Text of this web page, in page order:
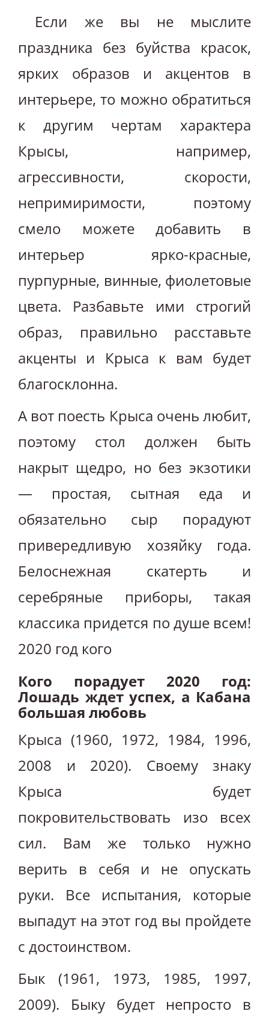
Если же вы не мыслите
праздника без буйства красок,
ярких образов и акцентов в
интерьере, то можно обратиться
к другим чертам характера
Крысы, например,
агрессивности, скорости,
непримиримости, поэтому
смело можете добавить в
интерьер ярко-красные,
пурпурные, винные, фиолетовые
цвета. Разбавьте ими строгий
образ, правильно расставьте
акценты и Крыса к вам будет
благосклонна.
А вот поесть Крыса очень любит,
поэтому стол должен быть
накрыт щедро, но без экзотики
— простая, сытная еда и
обязательно сыр порадуют
привередливую хозяйку года.
Белоснежная скатерть и
серебряные приборы, такая
классика придется по душе всем!
2020 год кого
Кого порадует 2020 год:
Лошадь ждет успех, а Кабана
большая любовь
Крыса (1960, 1972, 1984, 1996,
2008 и 2020). Своему знаку
Крыса будет
покровительствовать изо всех
сил. Вам же только нужно
верить в себя и не опускать
руки. Все испытания, которые
выпадут на этот год вы пройдете
с достоинством.
Бык (1961, 1973, 1985, 1997,
2009). Быку будет непросто в